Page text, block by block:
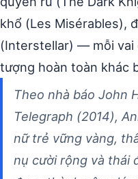
khổ (Les Misérables),
(Interstellar) — mỗi vai
tượng hoàn toàn khác
Theo nhà báo John
Telegraph (2014),
nữ trẻ vững vàng,
nụ cười rộng và thái